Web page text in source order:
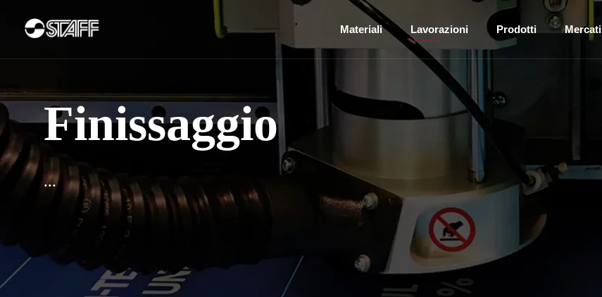
Materiali Lavorazioni Prodotti Mercati
Finissaggio
...